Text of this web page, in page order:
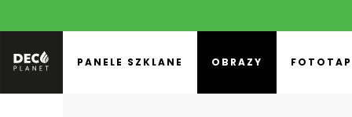
PANELE SZKLANE OBRAZY